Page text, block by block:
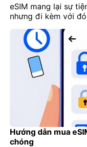
eSIM mang lại sự
nhưng đi kèm với
khi sử dụng eSIM
trọng đến công
Hướng dẫn mua
chóng